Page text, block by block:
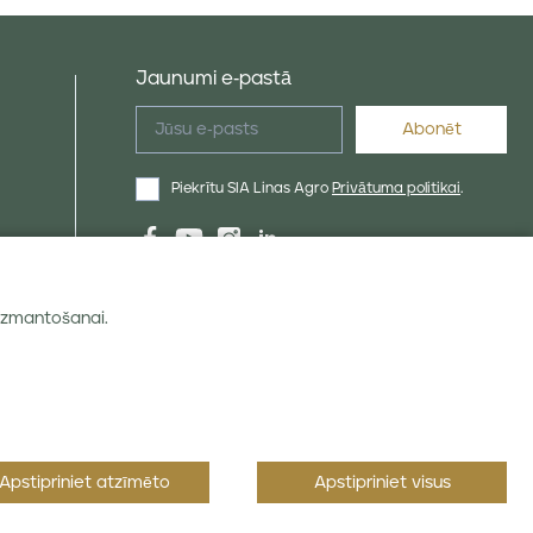
Jaunumi e-pastā
Piekrītu SIA Linas Agro Privātuma politikai.
Apstipriniet atzīmēto Apstipriniet visus